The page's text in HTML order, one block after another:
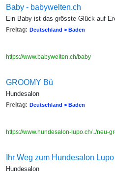
Baby - babywelten.ch
Ein Baby ist das grösste Glück auf
Freitag: Deutschland > Baden
https://www.babywelten.ch/baby
GROOMY Bü
Hundesalon
Freitag: Deutschland > Baden
https://www.hundesalon-lupo.ch/../neu-
Ihr Weg zum Hundesalon Lupo
Hundesalon